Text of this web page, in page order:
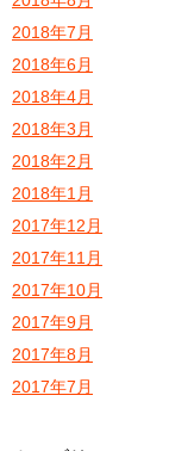
2018年7月
2018年6月
2018年4月
2018年3月
2018年2月
2018年1月
2017年12月
2017年11月
2017年10月
2017年9月
2017年8月
2017年7月